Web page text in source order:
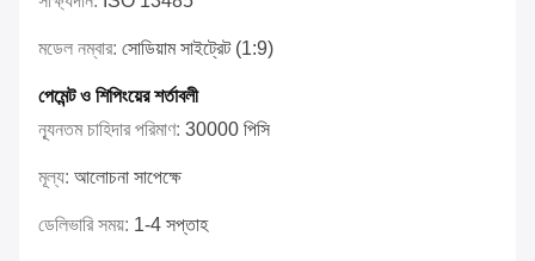
মডেল নম্বার: সোডিয়াম সাইট্রেট (1:9)
পেমেন্ট ও শিপিংয়ের শর্তাবলী
ন্যূনতম চাহিদার পরিমাণ: 30000 পিসি
মূল্য: আলোচনা সাপেক্ষে
ডেলিভারি সময়: 1-4 সপ্তাহ